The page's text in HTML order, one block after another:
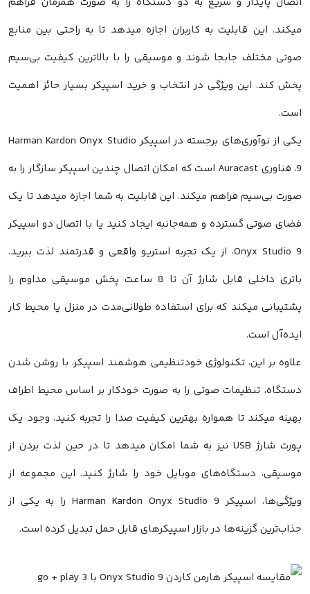
میکند. این قابلیت به کاربران اجازه میدهد تا به راحتی بین منابع
صوتی مختلف جابجا شوند و موسیقی را با بالاترین کیفیت بی‌سیم
پخش کند. این ویژگی در انتخاب و خرید اسپیکر بسیار حائز اهمیت
است.
یکی از نوآوری‌های برجسته در اسپیکر Harman Kardon Onyx Studio
9، فناوری Auracast است که امکان اتصال چندین اسپیکر سازگار را به
صورت بی‌سیم فراهم میکند. این قابلیت به شما اجازه میدهد تا یک
فضای صوتی گسترده و همه‌جانبه ایجاد کنید یا با اتصال دو اسپیکر
Onyx Studio 9، از یک تجربه استریو واقعی و قدرتمند لذت ببرید.
باتری داخلی قابل شارژ آن تا 8 ساعت پخش موسیقی مداوم را
پشتیبانی میکند که برای استفاده طولانی‌مدت در منزل یا محیط کار
ایده‌آل است.
علاوه بر این، تکنولوژی خودتنظیمی هوشمند اسپیکر، با روشن شدن
دستگاه، تنظیمات صوتی را به صورت خودکار بر اساس محیط اطراف
بهینه میکند تا همواره بهترین کیفیت صدا را تجربه کنید. وجود یک
پورت شارژ USB نیز به شما امکان میدهد تا در حین لذت بردن از
موسیقی، دستگاه‌های موبایل خود را شارژ کنید. این مجموعه از
ویژگی‌ها، اسپیکر Harman Kardon Onyx Studio 9 را به یکی از
جذاب‌ترین گزینه‌ها در بازار اسپیکرهای قابل حمل تبدیل کرده است.